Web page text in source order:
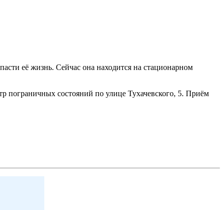
её жизнь. Сейчас она находится на стационарном
пограничных состояний по улице Тухачевского, 5. Приём